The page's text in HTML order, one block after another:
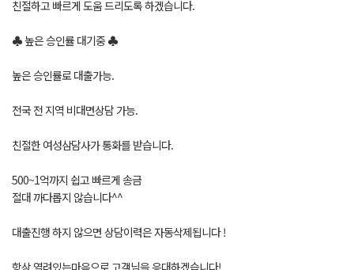
친절하고 빠르게 도움 드리도록 하겠습니다.
♣ 높은 승인률 대기중 ♣
높은 승인률로 대출가능.
전국 전 지역 비대면상담 가능.
친절한 여성삼담사가 통화를 받습니다.
500~1억까지 쉽고 빠르게 송금
절대 까다롭지 않습니다^^
대출진행 하지 않으면 상담이력은 자동삭제됩니다 !
항상 열려있는마음으로 고객님을 응대하겠습니다!